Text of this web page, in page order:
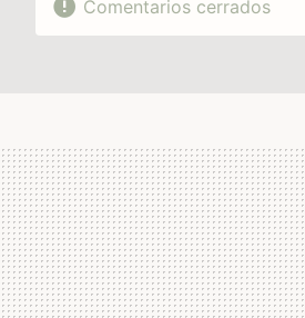
Comentarios cerrados